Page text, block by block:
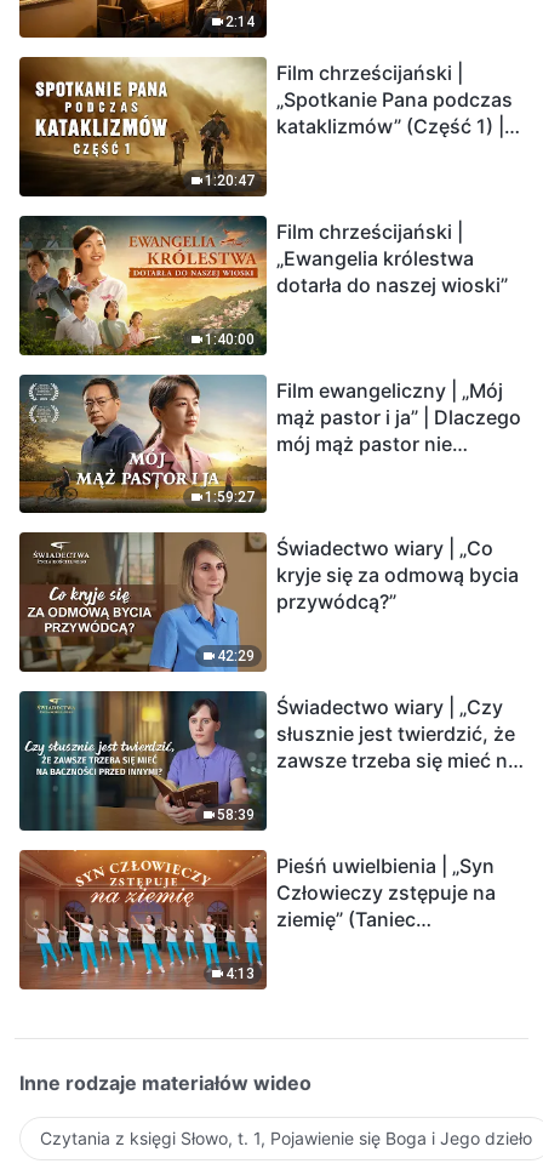
2:14
1:20:47
Film chrześcijański |
„Spotkanie Pana podczas
kataklizmów” (Część 1) |
1:40:00
Film chrześcijański |
„Ewangelia królestwa
dotarła do naszej wioski”
1:59:27
Film ewangeliczny | „Mój
mąż pastor i ja” | Dlaczego
mój mąż pastor nie
42:29
Świadectwo wiary | „Co
kryje się za odmową bycia
przywódcą?”
58:39
Świadectwo wiary | „Czy
słusznie jest twierdzić, że
zawsze trzeba się mieć na
4:13
Pieśń uwielbienia | „Syn
Człowieczy zstępuje na
ziemię” (Taniec
Inne rodzaje materiałów wideo
Czytania z księgi Słowo, t. 1, Pojawienie się Boga i Jego dzieło